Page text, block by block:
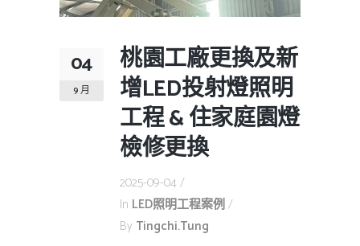
04
9 月
桃園工廠更換及新
增LED投射燈照明
工程 & 住家庭園燈
檢修更換
2025-09-04
In LED照明工程案例
By Tingchi.tung